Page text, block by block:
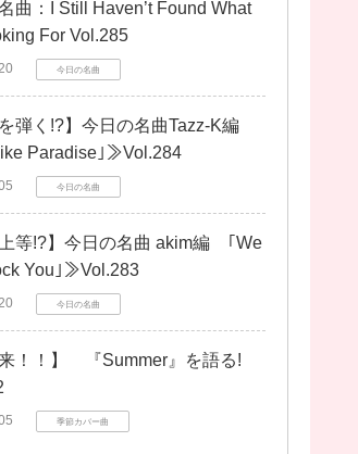
曲：I Still Haven’t Found What
For Vol.285
今日の名曲
を弾く!?】今日の名曲Tazz-K編
Paradise｣≫Vol.284
今日の名曲
上等!?】今日の名曲 akim編 ｢We
You｣≫Vol.283
今日の名曲
来！！】 『Summer』を語る!
季節カバー曲